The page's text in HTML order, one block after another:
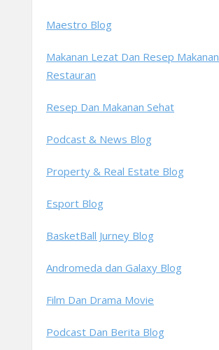
Maestro Blog
Makanan Lezat Dan Resep Makanan
Restauran
Resep Dan Makanan Sehat
Podcast & News Blog
Property & Real Estate Blog
Esport Blog
BasketBall Jurney Blog
Andromeda dan Galaxy Blog
Film Dan Drama Movie
Podcast Dan Berita Blog